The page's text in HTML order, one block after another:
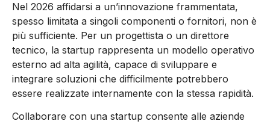
Nel 2026 affidarsi a un’innovazione frammentata,
spesso limitata a singoli componenti o fornitori, non è
più sufficiente. Per un progettista o un direttore
tecnico, la startup rappresenta un modello operativo
esterno ad alta agilità, capace di sviluppare e
integrare soluzioni che difficilmente potrebbero
essere realizzate internamente con la stessa rapidità.
Collaborare con una startup consente alle aziende